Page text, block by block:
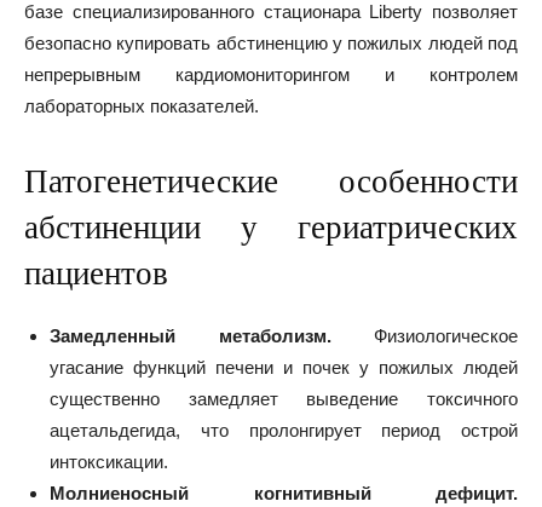
базе специализированного стационара Liberty позволяет
безопасно купировать абстиненцию у пожилых людей под
непрерывным кардиомониторингом и контролем
лабораторных показателей.
Патогенетические особенности
абстиненции у гериатрических
пациентов
Замедленный метаболизм.Физиологическое
угасание функций печени и почек у пожилых людей
существенно замедляет выведение токсичного
ацетальдегида, что пролонгирует период острой
интоксикации.
Молниеносный когнитивный дефицит.